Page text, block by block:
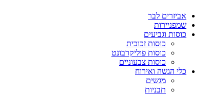
אביזרים לבר
שמפניירות
כוסות וגביעים
כוסות זכוכית
כוסות פוליקרבונט
כוסות צבעוניים
כלי הגשה ואירוח
מגשים
תבניות